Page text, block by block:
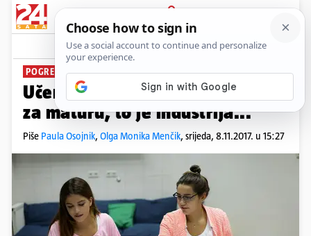
PRIJAVA
News Komentari
POGREŠAN PRISTUP
Učenicima ne trebaju pripreme
za maturu, to je industrija...
Piše Paula Osojnik, Olga Monika Menčik, srijeda, 8.11.2017. u 15:27